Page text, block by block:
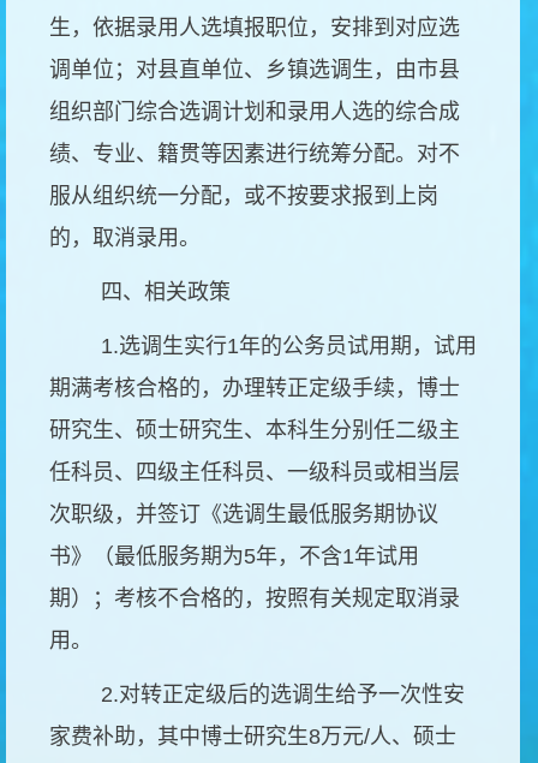
生，依据录用人选填报职位，安排到对应选
调单位；对县直单位、乡镇选调生，由市县
组织部门综合选调计划和录用人选的综合成
绩、专业、籍贯等因素进行统筹分配。对不
服从组织统一分配，或不按要求报到上岗
的，取消录用。
四、相关政策
1.选调生实行1年的公务员试用期，试用
期满考核合格的，办理转正定级手续，博士
研究生、硕士研究生、本科生分别任二级主
任科员、四级主任科员、一级科员或相当层
次职级，并签订《选调生最低服务期协议
书》（最低服务期为5年，不含1年试用
期）；考核不合格的，按照有关规定取消录
用。
2.对转正定级后的选调生给予一次性安
家费补助，其中博士研究生8万元/人、硕士